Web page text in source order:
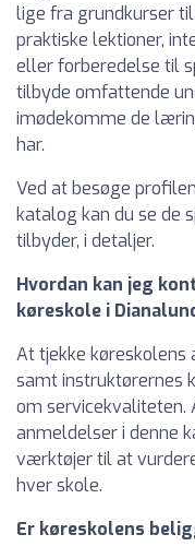
lige fra grundkurser
praktiske lektioner,
eller forberedelse til
tilbyde omfattende
imødekomme de
har.
Ved at besøge
katalog kan du se de
tilbyder, i detaljer.
Hvordan kan jeg
køreskole i
At tjekke
samt instruktørernes
om servicekvaliteten.
anmeldelser i denne
værktøjer til at
hver skole.
Er køreskolens